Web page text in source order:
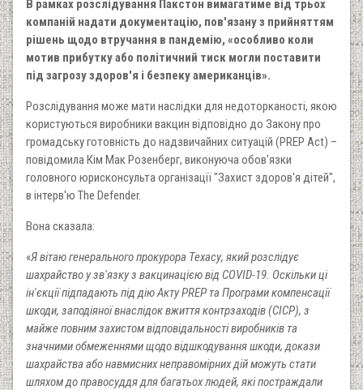
В рамках розслідування Пакстон вимагатиме від трьох
компаній надати документацію, пов'язану з прийняттям
рішень щодо втручання в пандемію, «особливо коли
мотив прибутку або політичний тиск могли поставити
під загрозу здоров'я і безпеку американців».
Розслідування може мати наслідки для недоторканості, якою
користуються виробники вакцин відповідно до Закону про
громадську готовність до надзвичайних ситуацій (PREP Act) –
повідомила Кім Мак Розенберг, виконуюча обов'язки
головного юрисконсульта організації "Захист здоров'я дітей",
в інтерв'ю The Defender.
Вона сказала:
«Я вітаю генерального прокурора Техасу, який розслідує
шахрайство у зв'язку з вакцинацією від COVID-19. Оскільки ці
ін'єкції підпадають під дію Акту PREP та Програми компенсації
шкоди, заподіяної внаслідок вжиття контрзаходів (CICP), з
майже повним захистом відповідальності виробників та
значними обмеженнями щодо відшкодування шкоди, докази
шахрайства або навмисних неправомірних дій можуть стати
шляхом до правосуддя для багатьох людей, які постраждали